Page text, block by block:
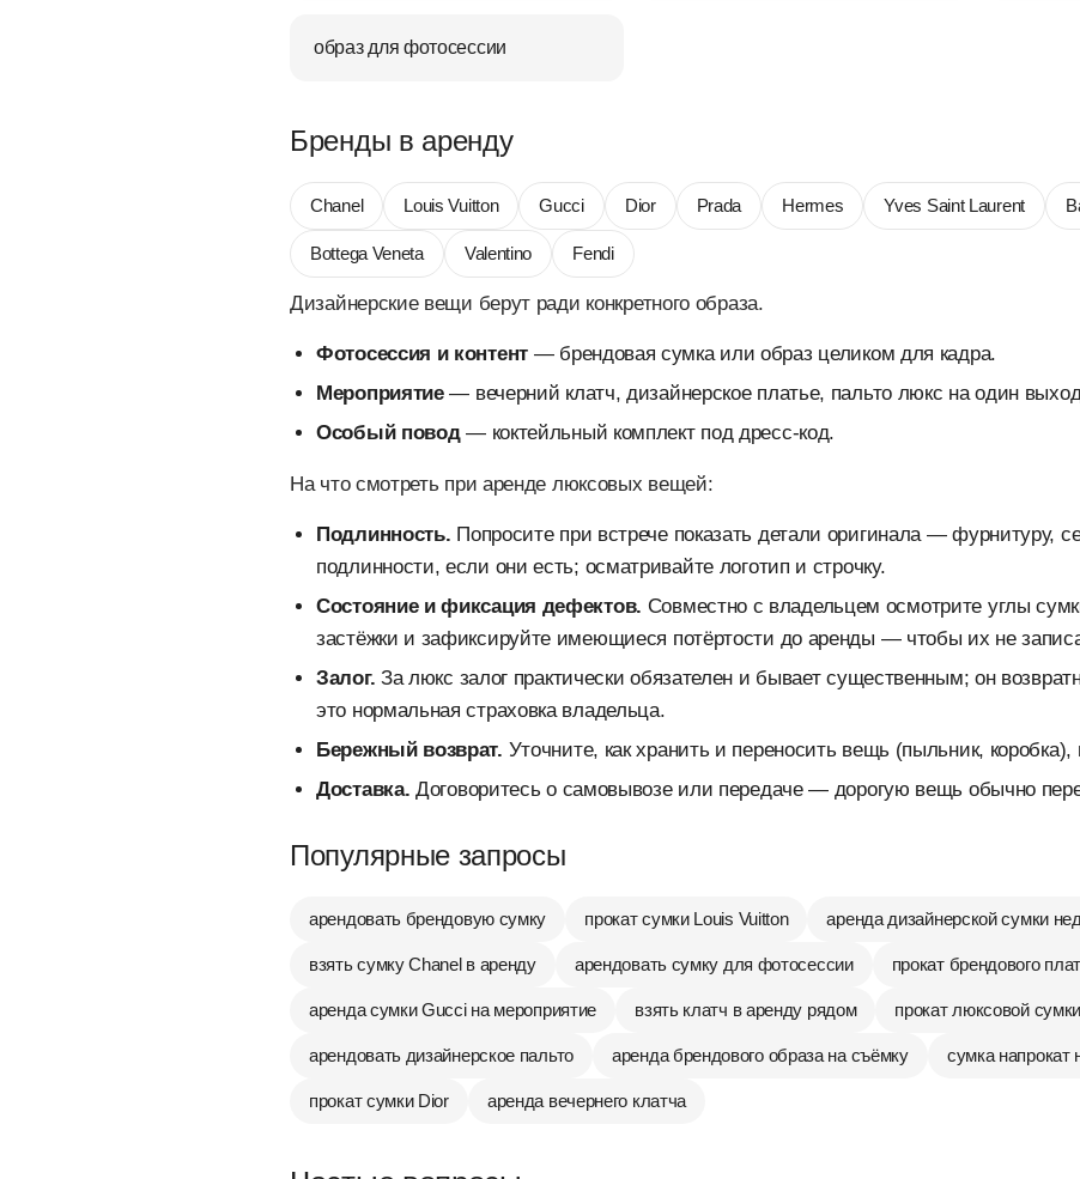
образ для фотосессии
Бренды в аренду
Chanel Louis Vuitton Gucci Dior Prada Hermes Yves Saint Laurent
Bottega Veneta Valentino Fendi
Дизайнерские вещи берут ради конкретного образа.
Фотосессия и контент — брендовая сумка или образ целиком для кадра.
Мероприятие— вечерний клатч, дизайнерское платье, пальто люкс на один
Особый повод— коктейльный комплект под дресс-код.
На что смотреть при аренде люксовых вещей:
Подлинность. Попросите при встрече показать детали оригинала — фурнитуру,
подлинности, если они есть; осматривайте логотип и строчку.
Состояние и фиксация дефектов. Совместно с владельцем осмотрите углы
застёжки и зафиксируйте имеющиеся потёртости до аренды — чтобы их не
Залог. За люкс залог практически обязателен и бывает существенным; он
это нормальная страховка владельца.
Бережный возврат. Уточните, как хранить и переносить вещь (пыльник,
Доставка. Договоритесь о самовывозе или передаче — дорогую вещь обычно
Популярные запросы
арендовать брендовую сумку прокат сумки Louis Vuitton аренда дизайнерской сумки
взять сумку Chanel в аренду арендовать сумку для фотосессии прокат брендового
аренда сумки Gucci на мероприятие взять клатч в аренду рядом прокат люксовой
арендовать дизайнерское пальто аренда брендового образа на съёмку сумка напрокат
прокат сумки Dior аренда вечернего клатча